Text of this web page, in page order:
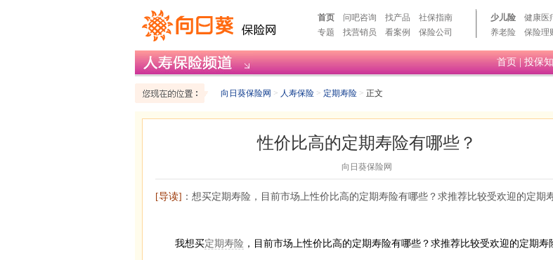
首页 问吧咨询 找产品
社保指南
专题
找营销员 看案例 保险公司
少儿险 健康医
养老险
保险理
首页|投保
向日葵保险网 > 人寿保险 > 定期寿险 > 正文
性价比高的定期寿险有哪些？
向日葵保险网
[导读] ：想买定期寿险，目前市场上性价比高的定期寿险有哪些？求推荐比较受欢迎的定期
我想买定期寿险 ，目前市场上性价比高的定期寿险有哪些？求推荐比较受欢迎的定期寿